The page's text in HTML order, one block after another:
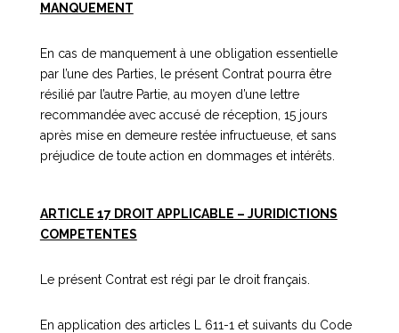
MANQUEMENT
En cas de manquement à une obligation essentielle
par l’une des Parties, le présent Contrat pourra être
résilié par l’autre Partie, au moyen d’une lettre
recommandée avec accusé de réception, 15 jours
après mise en demeure restée infructueuse, et sans
préjudice de toute action en dommages et intérêts.
ARTICLE 17 DROIT APPLICABLE – JURIDICTIONS
COMPETENTES
Le présent Contrat est régi par le droit français.
En application des articles L 611-1 et suivants du Code